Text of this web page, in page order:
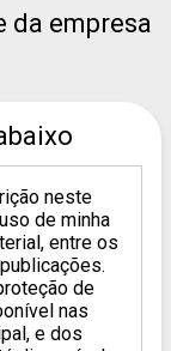
da empresa
neste
de minha
entre os
de
nas
e dos